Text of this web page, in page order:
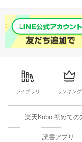
ライブラリ ランキング
楽天Kobo 初めての
読書アプリ